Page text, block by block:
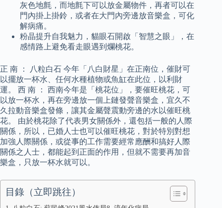
灰色地氈，而地氈下可以放金屬物件，再者可以在
門內掛上掛鈴，或者在大門內旁邊放音樂盒，可化
解病痛。
粉晶提升自我魅力，貓眼石開啟「智慧之眼」，在
感情路上避免看走眼遇到爛桃花。
正 南 ： 八粒白石 今年「八白財星」在正南位，催財可
以擺放一杯水、任何水種植物或魚缸在此位，以利財
運。 西 南 ： 西南今年是「桃花位」，要催旺桃花，可
以放一杯水，再在旁邊放一個上鏈發聲音樂盒，宜久不
久拉動音樂盒發條，讓其金屬聲震動旁邊的水以催旺桃
花。 由於桃花除了代表男女關係外，還包括一般的人際
關係，所以，已婚人士也可以催旺桃花，對於特別對想
加強人際關係，或從事的工作需要經常應酬和搞好人際
關係之人士，都能起到正面的作用，但就不需要再加音
樂盒，只放一杯水就可以。
目錄（立即跳往）